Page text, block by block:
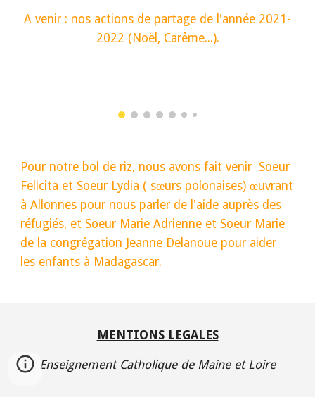
A venir : nos actions de partage de l'année 2021-
2022 (Noël, Carême...).
Pour notre bol de riz, nous avons fait venir Soeur
Felicita et Soeur Lydia ( sœurs polonaises) œuvrant
à Allonnes pour nous parler de l'aide auprès des
réfugiés, et Soeur Marie Adrienne et Soeur Marie
de la congrégation Jeanne Delanoue pour aider
les enfants à Madagascar.
MENTIONS LEGALES
Enseignement Catholique de Maine et Loire